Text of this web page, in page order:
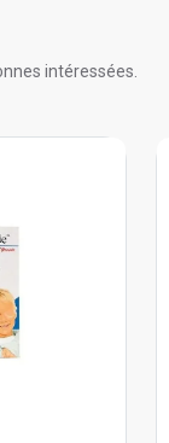
intéressées.